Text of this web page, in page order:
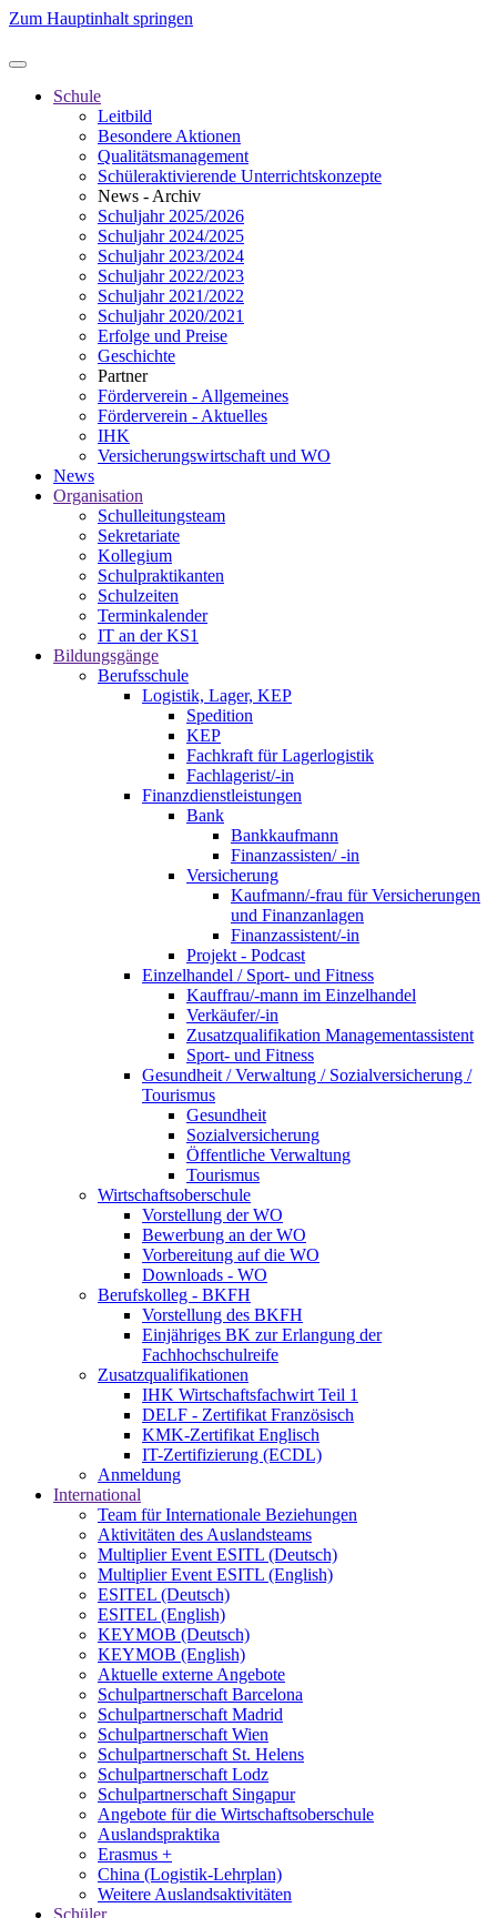
Zum Hauptinhalt springen
Schule
Leitbild
Besondere Aktionen
Qualitätsmanagement
Schüleraktivierende Unterrichtskonzepte
News - Archiv
Schuljahr 2025/2026
Schuljahr 2024/2025
Schuljahr 2023/2024
Schuljahr 2022/2023
Schuljahr 2021/2022
Schuljahr 2020/2021
Erfolge und Preise
Geschichte
Partner
Förderverein - Allgemeines
Förderverein - Aktuelles
IHK
Versicherungswirtschaft und WO
News
Organisation
Schulleitungsteam
Sekretariate
Kollegium
Schulpraktikanten
Schulzeiten
Terminkalender
IT an der KS1
Bildungsgänge
Berufsschule
Logistik, Lager, KEP
Spedition
KEP
Fachkraft für Lagerlogistik
Fachlagerist/-in
Finanzdienstleistungen
Bank
Bankkaufmann
Finanzassisten/ -in
Versicherung
Kaufmann/-frau für Versicherungen
und Finanzanlagen
Finanzassistent/-in
Projekt - Podcast
Einzelhandel / Sport- und Fitness
Kauffrau/-mann im Einzelhandel
Verkäufer/-in
Zusatzqualifikation Managementassistent
Sport- und Fitness
Gesundheit / Verwaltung / Sozialversicherung /
Tourismus
Gesundheit
Sozialversicherung
Öffentliche Verwaltung
Tourismus
Wirtschaftsoberschule
Vorstellung der WO
Bewerbung an der WO
Vorbereitung auf die WO
Downloads - WO
Berufskolleg - BKFH
Vorstellung des BKFH
Einjähriges BK zur Erlangung der
Fachhochschulreife
Zusatzqualifikationen
IHK Wirtschaftsfachwirt Teil 1
DELF - Zertifikat Französisch
KMK-Zertifikat Englisch
IT-Zertifizierung (ECDL)
Anmeldung
International
Team für Internationale Beziehungen
Aktivitäten des Auslandsteams
Multiplier Event ESITL (Deutsch)
Multiplier Event ESITL (English)
ESITEL (Deutsch)
ESITEL (English)
KEYMOB (Deutsch)
KEYMOB (English)
Aktuelle externe Angebote
Schulpartnerschaft Barcelona
Schulpartnerschaft Madrid
Schulpartnerschaft Wien
Schulpartnerschaft St. Helens
Schulpartnerschaft Lodz
Schulpartnerschaft Singapur
Angebote für die Wirtschaftsoberschule
Auslandspraktika
Erasmus +
China (Logistik-Lehrplan)
Weitere Auslandsaktivitäten
Schüler